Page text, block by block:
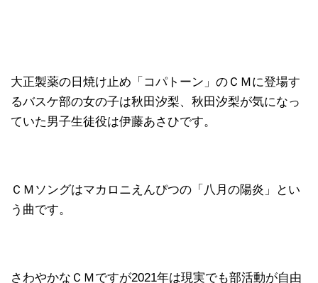
大正製薬の日焼け止め「コパトーン」のＣＭに登場す
るバスケ部の女の子は秋田汐梨、秋田汐梨が気になっ
ていた男子生徒役は伊藤あさひです。
ＣＭソングはマカロニえんぴつの「八月の陽炎」とい
う曲です。
さわやかなＣＭですが2021年は現実でも部活動が自由